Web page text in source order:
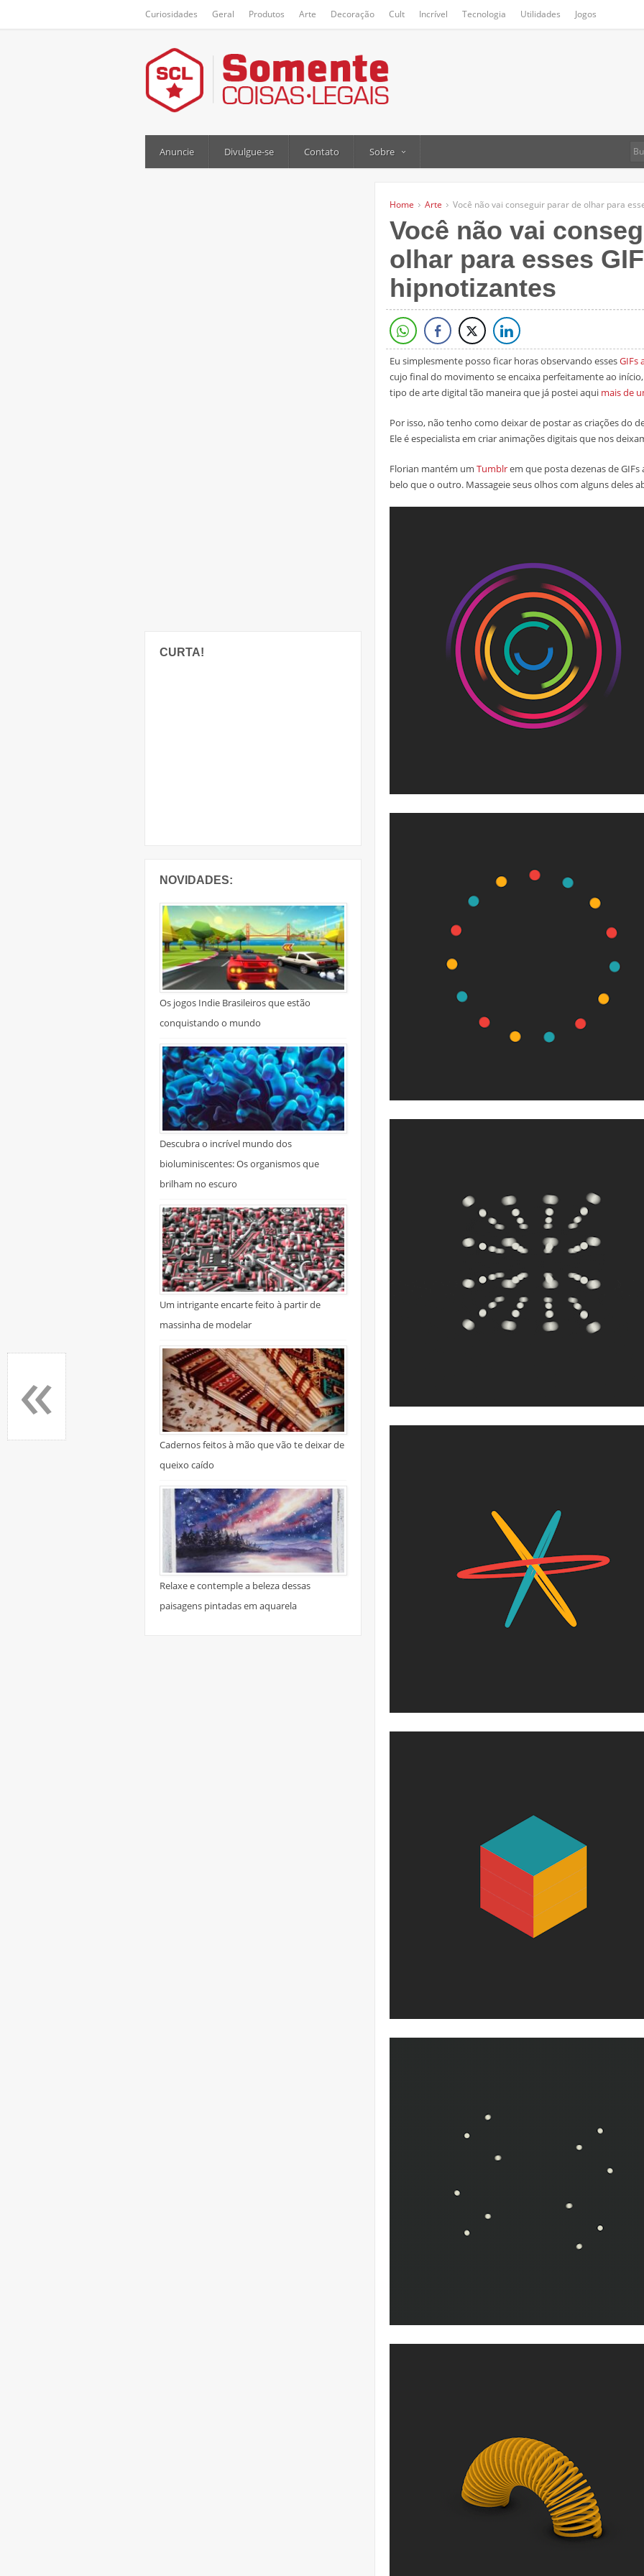
Curiosidades Geral Produtos Arte Decoração Cult Incrível Tecnologia Utilidades Jogos
Anuncie Divulgue-se Contato Sobre
CURTA!
NOVIDADES:
Os jogos Indie Brasileiros que estão
conquistando o mundo
Descubra o incrível mundo dos
bioluminiscentes: Os organismos que
brilham no escuro
Um intrigante encarte feito à partir de
massinha de modelar
Cadernos feitos à mão que vão te deixar de
queixo caído
Relaxe e contemple a beleza dessas
paisagens pintadas em aquarela
Home Arte Você não vai conseguir parar de olhar para
Você não vai
olhar para esses
hipnotizantes
Eu simplesmente posso ficar horas observando essesGIFs
cujo final do movimento se encaixa perfeitamente ao
tipo de arte digital tão maneira que já postei aqui mais de
Por isso, não tenho como deixar de postar as criações do
Ele é especialista em criar animações digitais que nos
Florian mantém um Tumblrem que posta dezenas de
belo que o outro. Massageie seus olhos com alguns deles
«